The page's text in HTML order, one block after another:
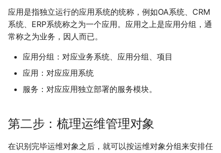
v1.6.3(20221008)
v1.6.2(20220818)
v1.6.1(20220724)
v1.5.3(20220621)
v1.5.2(20220613)
应用是指独立运行的应用系统的统称，例如OA系统、CRM
系统、ERP系统称之为一个应用。应用之上是应用分组，通
常称之为业务，因人而已。
应用分组：对应业务系统、应用分组、项目
应用：对应应用系统
服务：对应应用独立部署的服务模块。
第二步：梳理运维管理对象
在识别完毕运维对象之后，就可以按运维对象分组来安排任